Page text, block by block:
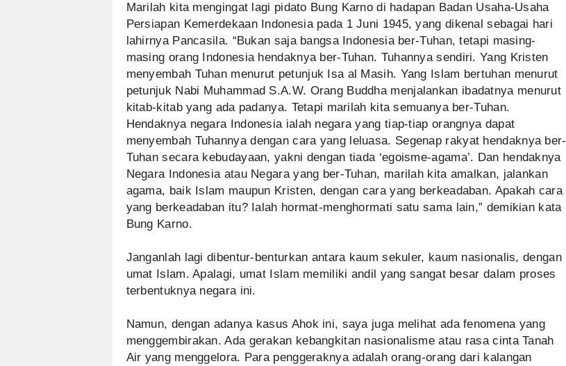
Marilah kita mengingat lagi pidato Bung Karno di hadapan Badan Usaha-Usaha
Persiapan Kemerdekaan Indonesia pada 1 Juni 1945, yang dikenal sebagai hari
lahirnya Pancasila. “Bukan saja bangsa Indonesia ber-Tuhan, tetapi masing-
masing orang Indonesia hendaknya ber-Tuhan. Tuhannya sendiri. Yang Kristen
menyembah Tuhan menurut petunjuk Isa al Masih. Yang Islam bertuhan menurut
petunjuk Nabi Muhammad S.A.W. Orang Buddha menjalankan ibadatnya menurut
kitab-kitab yang ada padanya. Tetapi marilah kita semuanya ber-Tuhan.
Hendaknya negara Indonesia ialah negara yang tiap-tiap orangnya dapat
menyembah Tuhannya dengan cara yang leluasa. Segenap rakyat hendaknya ber-
Tuhan secara kebudayaan, yakni dengan tiada ‘egoisme-agama’. Dan hendaknya
Negara Indonesia atau Negara yang ber-Tuhan, marilah kita amalkan, jalankan
agama, baik Islam maupun Kristen, dengan cara yang berkeadaban. Apakah cara
yang berkeadaban itu? Ialah hormat-menghormati satu sama lain,” demikian kata
Bung Karno.
Janganlah lagi dibentur-benturkan antara kaum sekuler, kaum nasionalis, dengan
umat Islam. Apalagi, umat Islam memiliki andil yang sangat besar dalam proses
terbentuknya negara ini.
Namun, dengan adanya kasus Ahok ini, saya juga melihat ada fenomena yang
menggembirakan. Ada gerakan kebangkitan nasionalisme atau rasa cinta Tanah
Air yang menggelora. Para penggeraknya adalah orang-orang dari kalangan